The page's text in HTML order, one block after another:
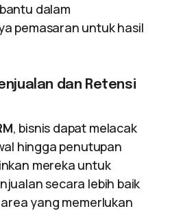
dalam
pemasaran untuk hasil
dan Retensi
, bisnis dapat melacak
hingga penutupan
mereka untuk
secara lebih baik
yang memerlukan